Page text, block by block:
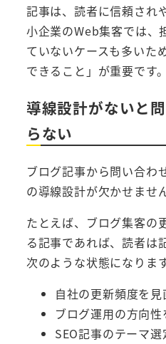
記事は、読者に信頼され
小企業のWeb集客では、
ていないケースも多いた
できること」が重要です。
導線設計がないと
らない
ブログ記事から問い合わ
の導線設計が欠かせません
たとえば、ブログ集客の
る記事であれば、読者は
次のような状態になります
自社の更新頻度を見
ブログ運用の方向
SEO記事のテーマ